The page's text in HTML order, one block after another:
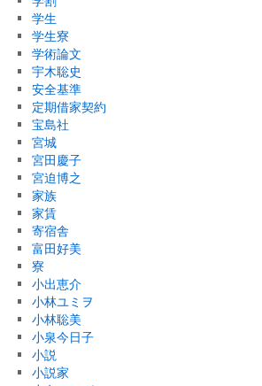
学生
学生寮
学術論文
宇木聡史
安全基準
定期借家契約
宝島社
宮城
宮田慶子
宮迫博之
家族
家賃
寄宿舎
富田好美
寮
小出恵介
小林ユミヲ
小林聡美
小泉今日子
小説
小説家